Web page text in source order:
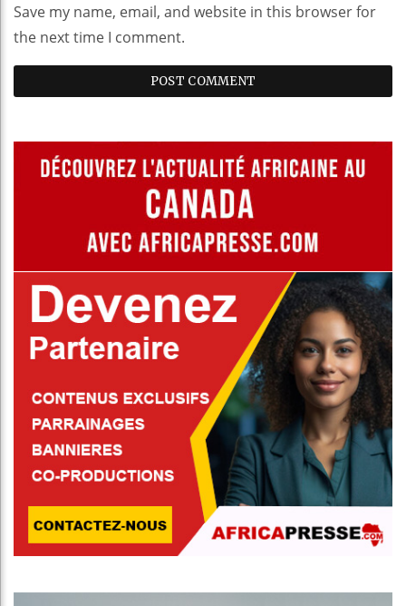
Save my name, email, and website in this browser for
the next time I comment.